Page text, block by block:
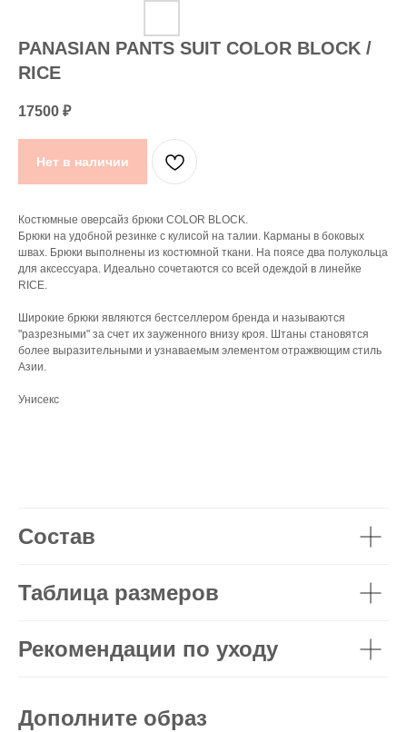
PANASIAN PANTS SUIT COLOR BLOCK /
RICE
17500 ₽
Нет в наличии
Костюмные оверсайз брюки COLOR BLOCK.
Брюки на удобной резинке с кулисой на талии. Карманы в боковых
швах. Брюки выполнены из костюмной ткани. На поясе два полукольца
для аксессуара. Идеально сочетаются со всей одеждой в линейке
RICE.
Широкие брюки являются бестселлером бренда и называются
"разрезными" за счет их зауженного внизу кроя. Штаны становятся
более выразительными и узнаваемым элементом отражвющим стиль
Азии.
Унисекс
Состав
Таблица размеров
Рекомендации по уходу
Дополните образ